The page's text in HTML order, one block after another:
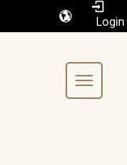
Toggle